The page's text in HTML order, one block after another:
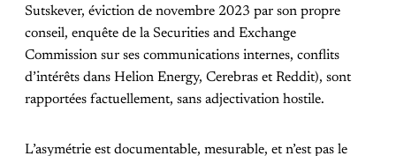
Sutskever, éviction de novembre 2023 par son propre
conseil, enquête de la Securities and Exchange
Commission sur ses communications internes, conflits
d’intérêts dans Helion Energy, Cerebras et Reddit), sont
rapportées factuellement, sans adjectivation hostile.
L’asymétrie est documentable, mesurable, et n’est pas le